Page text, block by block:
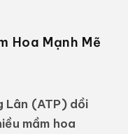
Hoa Mạnh Mẽ
Lân (ATP) dồi
mầm hoa